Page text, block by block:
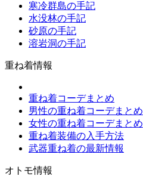
寒冷群島の手記
水没林の手記
砂原の手記
溶岩洞の手記
重ね着情報
重ね着コーデまとめ
男性の重ね着コーデまとめ
女性の重ね着コーデまとめ
重ね着装備の入手方法
武器重ね着の最新情報
オトモ情報